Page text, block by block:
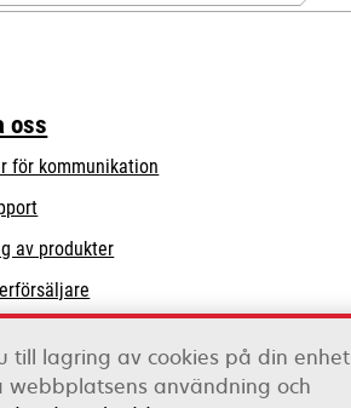
oss
för kommunikation
opens
a
new
tab
av produkter
till lagring av cookies på din enhet
användning och